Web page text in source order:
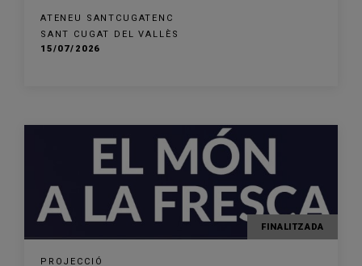
ATENEU SANTCUGATENC
SANT CUGAT DEL VALLÈS
15/07/2026
FINALITZADA
PROJECCIÓ